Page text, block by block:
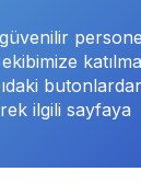
ilgili sayfaya